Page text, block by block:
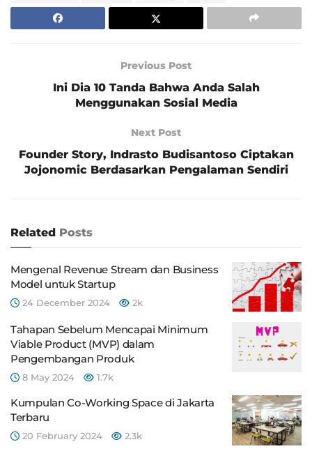
Previous Post
Ini Dia 10 Tanda Bahwa Anda Salah
Menggunakan Sosial Media
Next Post
Founder Story, Indrasto Budisantoso Ciptakan
Jojonomic Berdasarkan Pengalaman Sendiri
Related Posts
Mengenal Revenue Stream dan Business
Model untuk Startup
24 December 2024 2k
Tahapan Sebelum Mencapai Minimum
Viable Product (MVP) dalam
Pengembangan Produk
8 May 2024 1.7k
Kumpulan Co-Working Space di Jakarta
Terbaru
20 February 2024 2.3k